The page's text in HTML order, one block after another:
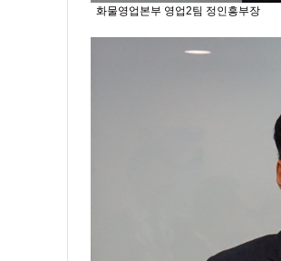
화물영업본부 영업2팀 정인흥부장